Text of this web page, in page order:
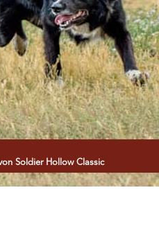
Soldier Hollow Classic